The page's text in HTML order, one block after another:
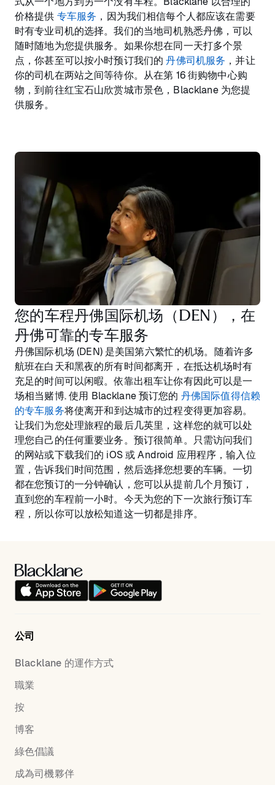
价格提供 专车服务 ，因为我们相信每个人都应该在需要
时有专业司机的选择。我们的当地司机熟悉丹佛，可以
随时随地为您提供服务。如果你想在同一天打多个景
点，你甚至可以按小时预订我们的丹佛司机服务 ，并让
你的司机在两站之间等待你。从在第 16 街购物中心购
物，到前往红宝石山欣赏城市景色，Blacklane 为您提
供服务。
您的车程丹佛国际机场（DEN），在
丹佛可靠的专车服务
丹佛国际机场 (DEN) 是美国第六繁忙的机场。随着许多
航班在白天和黑夜的所有时间都离开，在抵达机场时有
充足的时间可以闲暇。依靠出租车让你有因此可以是一
场相当赌博. 使用 Blacklane 预订您的 丹佛国际值得信赖
的专车服务将使离开和到达城市的过程变得更加容易。
让我们为您处理旅程的最后几英里，这样您的就可以处
理您自己的任何重要业务。预订很简单。只需访问我们
的网站或下载我们的 iOS 或 Android 应用程序，输入位
置，告诉我们时间范围，然后选择您想要的车辆。一切
都在您预订的一分钟确认，您可以从提前几个月预订，
直到您的车程前一小时。今天为您的下一次旅行预订车
程，所以你可以放松知道这一切都是排序。
公司
Blacklane 的運作方式
職業
按
博客
綠色倡議
成為司機夥伴